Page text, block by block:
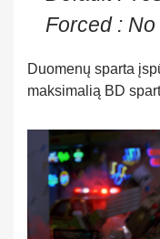
Forced : No
Duomenų sparta
maksimalią BD